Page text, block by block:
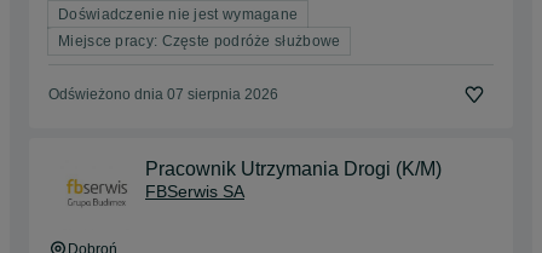
Doświadczenie nie jest wymagane
Miejsce pracy: Częste podróże służbowe
Odświeżono dnia 07 sierpnia 2026
Pracownik Utrzymania Drogi (K/M)
FBSerwis SA
Dobroń